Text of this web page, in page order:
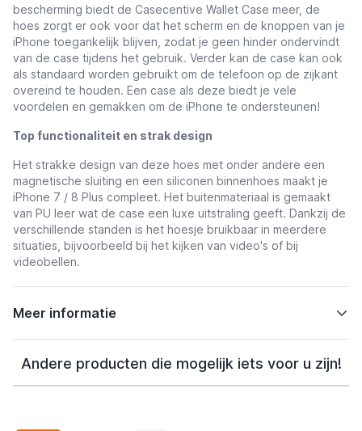
bescherming biedt de Casecentive Wallet Case meer, de
hoes zorgt er ook voor dat het scherm en de knoppen van je
iPhone toegankelijk blijven, zodat je geen hinder ondervindt
van de case tijdens het gebruik. Verder kan de case kan ook
als standaard worden gebruikt om de telefoon op de zijkant
overeind te houden. Een case als deze biedt je vele
voordelen en gemakken om de iPhone te ondersteunen!
Top functionaliteit en strak design
Het strakke design van deze hoes met onder andere een
magnetische sluiting en een siliconen binnenhoes maakt je
iPhone 7 / 8 Plus compleet. Het buitenmateriaal is gemaakt
van PU leer wat de case een luxe uitstraling geeft. Dankzij de
verschillende standen is het hoesje bruikbaar in meerdere
situaties, bijvoorbeeld bij het kijken van video's of bij
videobellen.
Meer informatie
Andere producten die mogelijk iets voor u zijn!